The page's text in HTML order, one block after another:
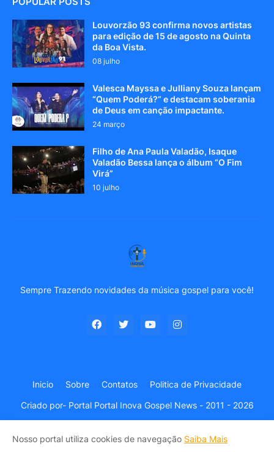
Louvorzão 93 confirma novos artistas
para edição de 15 de agosto na Quinta
da Boa Vista.
08 julho
Valesca Mayssa e Julliany Souza lançam
“Quem Poderá?” e destacam soberania
de Deus em canção impactante.
24 março
Filho de Ana Paula Valadão, Isaque
Valadão Bessa lança o álbum “O Fim
Virá”
10 julho
Sempre Trazendo novidades da música gospel para você!
Criado por- Portal Portal Inova Gospel News - 2011 - 2026
Inicio Sobre Contatos Politica de Privacidade
Nosso portal utiliza cookies de navegação Saiba Mais